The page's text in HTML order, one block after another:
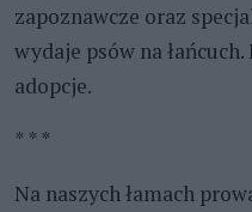
zapoznawcze oraz
wydaje psów na
adopcje.
* * *
Na naszych łamach